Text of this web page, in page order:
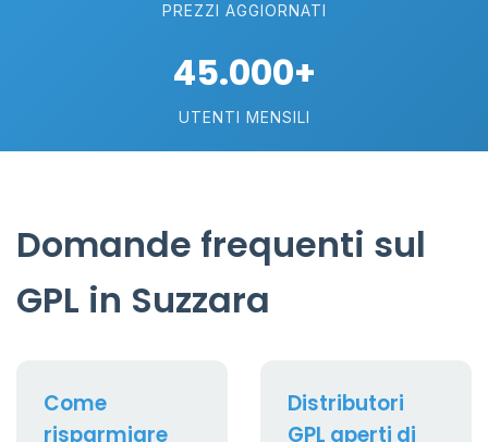
PREZZI AGGIORNATI
45.000+
UTENTI MENSILI
Domande frequenti sul
GPL in Suzzara
Come
risparmiare
Distributori
GPL aperti di